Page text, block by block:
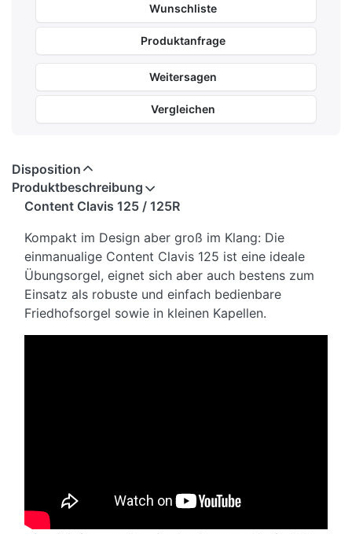
Wunschliste
Produktanfrage
Weitersagen
Vergleichen
Disposition
Produktbeschreibung
Content Clavis 125 / 125R
Kompakt im Design aber groß im Klang: Die
einmanualige Content Clavis 125 ist eine ideale
Übungsorgel, eignet sich aber auch bestens zum
Einsatz als robuste und einfach bedienbare
Friedhofsorgel sowie in kleinen Kapellen.